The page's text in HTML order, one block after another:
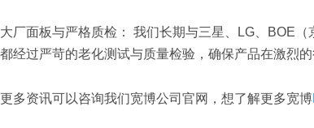
大厂面板与严格质检： 我们长期与三星、LG、BOE
都经过严苛的老化测试与质量检验，确保产品在激烈
更多资讯可以咨询我们宽博公司官网，想了解更多宽博